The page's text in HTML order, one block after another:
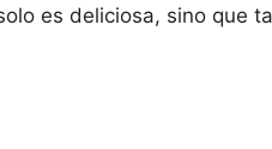
es deliciosa, sino que